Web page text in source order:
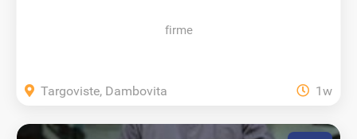
firme
Targoviste, Dambovita 1w